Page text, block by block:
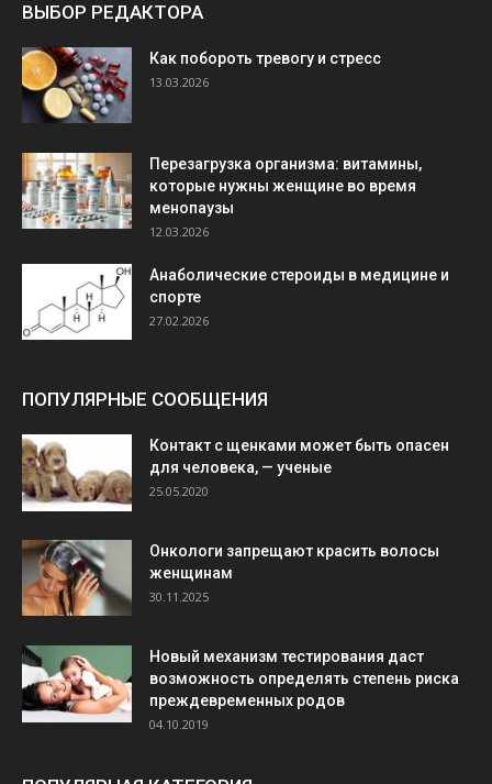
ВЫБОР РЕДАКТОРА
Как побороть тревогу и стресс
13.03.2026
Перезагрузка организма: витамины,
которые нужны женщине во время
менопаузы
12.03.2026
Анаболические стероиды в медицине и
спорте
27.02.2026
ПОПУЛЯРНЫЕ СООБЩЕНИЯ
Контакт с щенками может быть опасен
для человека, — ученые
25.05.2020
Онкологи запрещают красить волосы
женщинам
30.11.2025
Новый механизм тестирования даст
возможность определять степень риска
преждевременных родов
04.10.2019